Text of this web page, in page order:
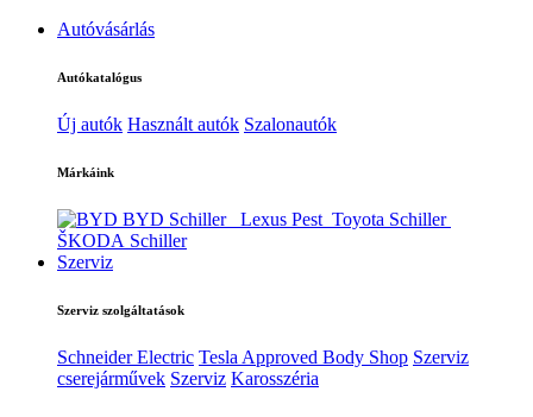
Autóvásárlás
Autókatalógus
Új autók Használt autók Szalonautók
Márkáink
BYD Schiller Lexus Pest Toyota Schiller
ŠKODA Schiller
Szerviz
Szerviz szolgáltatások
Schneider Electric Tesla Approved Body Shop Szerviz
cserejárművek Szerviz Karosszéria